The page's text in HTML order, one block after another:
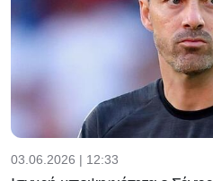
03.06.2026 | 12:33